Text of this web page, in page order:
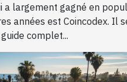
a largement gagné en
années est Coincodex. Il
complet...